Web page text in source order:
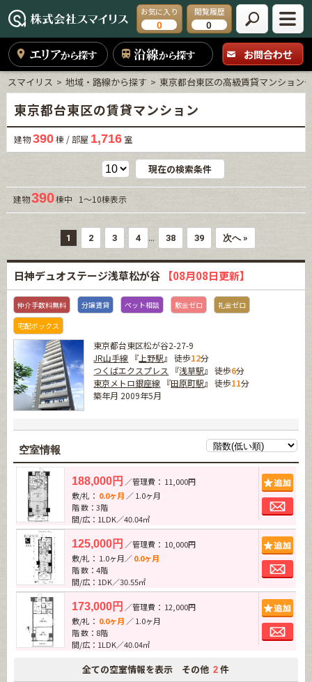
お気に入り
0
閲覧履歴
0
エリアから探す 沿線から探す お問合わせ
スマイリス 地域・路線から探す 東京都台東区の高級賃貸マンション
東京都台東区の賃貸マンション
建物390棟 / 部屋 1,716室
現在の検索条件
建物390棟中 1～10棟表示
1 2 3 4 ... 38 39 次へ »
日神デュオステージ浅草松が谷 【08月08日更新】
仲介手数料無料 分譲賃貸 ペット相談 敷金ゼロ
礼金ゼロ
宅配ボックス
東京都台東区松が谷2-27-9
JR山手線 『上野駅』 徒歩12分
つくばエクスプレス 『浅草駅』 徒歩6分
東京メトロ銀座線 『田原町駅』 徒歩11分
築年月 2009年5月
空室情報
188,000円 ／管理費： 11,000円
敷/礼： 0.0ヶ月 ／ 1.0ヶ月
階 数：3階
間/広：1LDK／40.04㎡
125,000円 ／管理費： 10,000円
敷/礼： 1.0ヶ月／0.0ヶ月
階 数：4階
間/広：1DK／30.55㎡
173,000円 ／管理費： 12,000円
敷/礼： 0.0ヶ月 ／ 1.0ヶ月
階 数：8階
間/広：1LDK／40.04㎡
全ての空室情報を表示 その他 2 件